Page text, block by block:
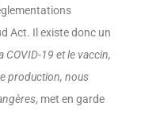
Act. Il existe donc un
COVID-19 et le vaccin,
production, nous
, met en garde